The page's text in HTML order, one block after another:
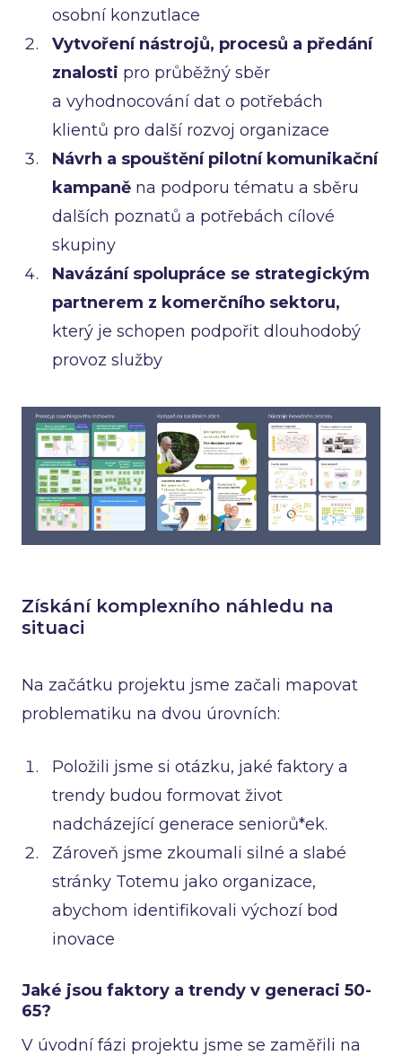
osobní konzutlace
Vytvoření nástrojů, procesů a předání
znalosti pro průběžný sběr
a vyhodnocování dat o potřebách
klientů pro další rozvoj organizace
Návrh a spouštění pilotní komunikační
kampaně na podporu tématu a sběru
dalších poznatů a potřebách cílové
skupiny
Navázání spolupráce se strategickým
partnerem z komerčního sektoru,
který je schopen podpořit dlouhodobý
provoz služby
Získání komplexního náhledu na
situaci
Na začátku projektu jsme začali mapovat
problematiku na dvou úrovních:
Položili jsme si otázku, jaké faktory a
trendy budou formovat život
nadcházející generace seniorů*ek.
Zároveň jsme zkoumali silné a slabé
stránky Totemu jako organizace,
abychom identifikovali výchozí bod
inovace
Jaké jsou faktory a trendy v generaci 50-
65?
V úvodní fázi projektu jsme se zaměřili na